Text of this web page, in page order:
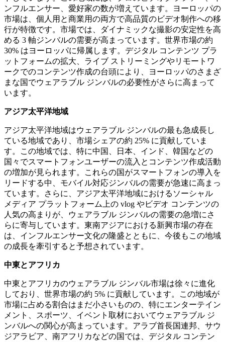
ンフルエンサー、愛好家の数が増えています。ヨーロッパの
市場は、個人用と商業用の両方で高品質のビデオ制作への移
行が特徴です。市場では、ダイナミックな撮影の安定性を高
める 3 軸ジンバルの需要が高まっています。世界市場の約
30% はヨーロッパに帰属します。デジタル コンテンツ プラ
ットフォームの拡大、ライブ ストリーミングやリモートワ
ークでのコンテンツ作成の台頭により、ヨーロッパのさまざ
まな国でウェアラブル ジンバルの必要性がさらに高まって
います。
アジア太平洋地域
アジア太平洋地域はウェアラブル ジンバルの最も急成長し
ている地域であり、市場シェアの約 25% に貢献していま
す。この地域では、特に中国、日本、インド、韓国などの
国々でスマートフォンユーザーの流入とコンテンツ作成活動
の増加が見られます。これらの国がスマートフォンの導入を
リードする中、モバイル対応ジンバルの需要が急速に高まっ
ています。さらに、アジア太平洋地域におけるソーシャル
メディア プラットフォーム上の vlog やビデオ コンテンツの
人気の高まりが、ウェアラブル ジンバルの需要の急増にさ
らに寄与しています。東南アジアにおける新興市場の存在
は、インフルエンサー文化の隆盛とともに、今後もこの地域
の成長を牽引すると予想されています。
中東とアフリカ
中東とアフリカのウェアラブル ジンバル市場は徐々に進化
しており、世界市場の約 5% に貢献しています。この地域が
市場に占める割合はまだ小さいものの、特にエンターテイン
メント、スポーツ、イベント取材においてウェアラブル ジ
ンバルへの関心が高まっています。アラブ首長国連邦、サウ
ジアラビア、南アフリカなどの国では、デジタル コンテン